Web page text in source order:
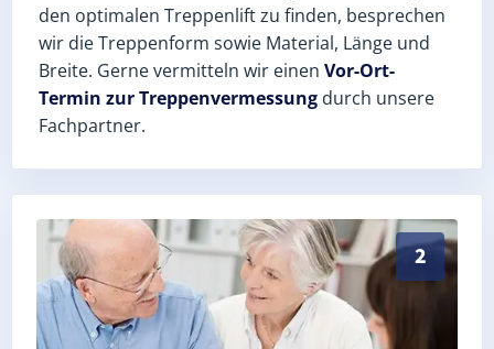
den optimalen Treppenlift zu finden, besprechen
wir die Treppenform sowie Material, Länge und
Breite. Gerne vermitteln wir einen Vor-Ort-
Termin zur Treppenvermessung durch unsere
Fachpartner.
2
Exaktes Aufmaß in Großenhain (Landkreis